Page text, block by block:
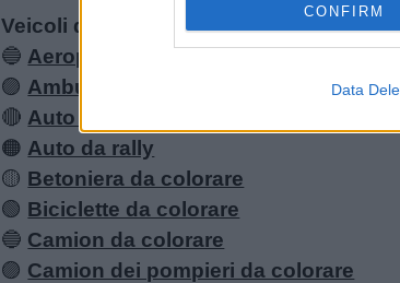
CONFIRM
Data
Veicoli da colorare:
🔵 Aeroplani da colorare
🟣 Ambulanza da colorare
🔴 Auto della polizia da colorare
🟠 Auto da rally
🟡 Betoniera da colorare
🟢 Biciclette da colorare
🔵 Camion da colorare
🟣 Camion dei pompieri da colorare